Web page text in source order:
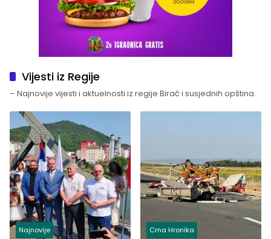
Vijesti iz Regije
– Najnovije vijesti i aktuelnosti iz regije Birač i susjednih opština.
Najnovije Crna Hronika